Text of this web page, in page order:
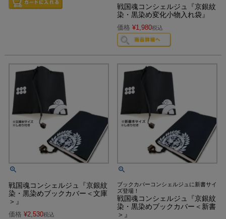
戦国魂コンシェルジュ『京銀紋
染・黒染め変化小物入れ袋』
価格 ¥1,980税込
戦国魂コンシェルジュ『京銀紋
染・黒染めブックカバー＜文庫
＞』
価格 ¥2,530税込
ブックカバーコンシェルジュに新書サイ
ズ登場！
戦国魂コンシェルジュ『京銀紋
染・黒染めブックカバー＜新書
＞』